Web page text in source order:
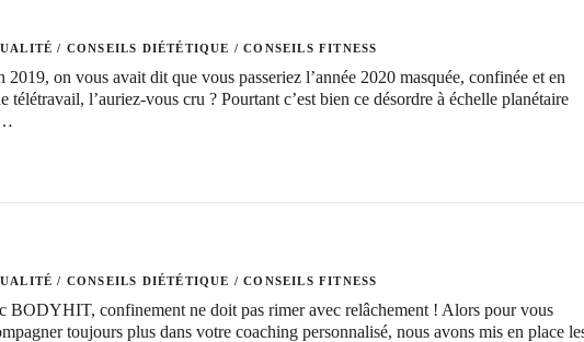
/ CONSEILS DIÉTÉTIQUE /CONSEILS FITNESS
2019, on vous avait dit que vous passeriez l’année 2020 masquée, confinée et en
télétravail, l’auriez-vous cru ? Pourtant c’est bien ce désordre à échelle planétaire
/ CONSEILS DIÉTÉTIQUE /CONSEILS FITNESS
BODYHIT, confinement ne doit pas rimer avec relâchement ! Alors pour vous
toujours plus dans votre coaching personnalisé, nous avons mis en place